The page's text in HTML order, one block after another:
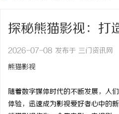
探秘熊猫影视：打
2026-07-08 发布于 三门资讯网
熊猫影视
随着数字媒体时代的不断发展，人
体验，迅速成为影视爱好者心中的新